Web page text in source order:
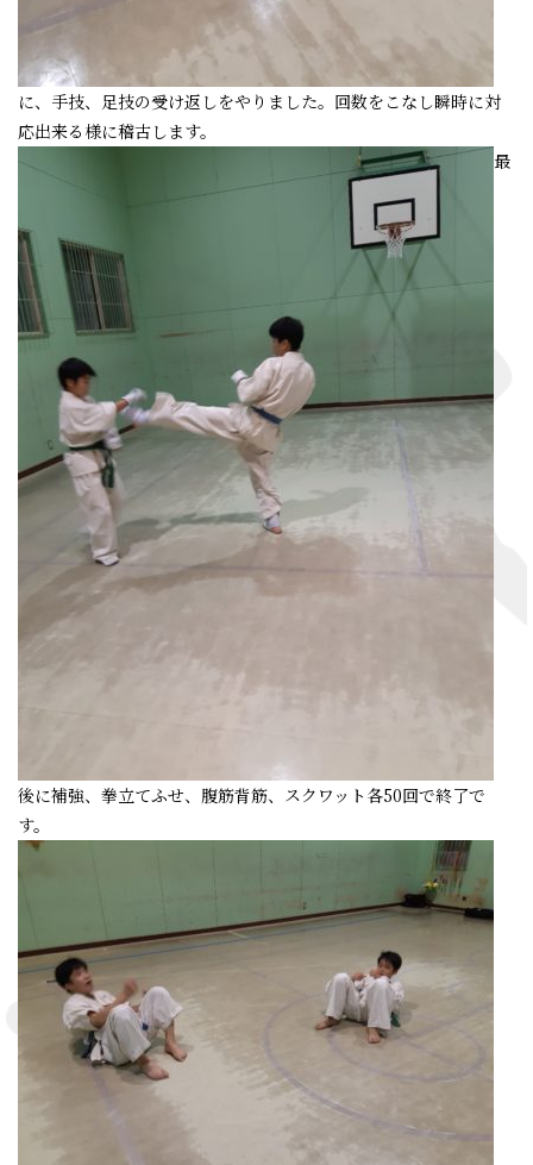
に、手技、足技の受け返しをやりました。回数をこなし瞬時に対
応出来る様に稽古します。
最
後に補強、拳立てふせ、腹筋背筋、スクワット各50回で終了で
す。